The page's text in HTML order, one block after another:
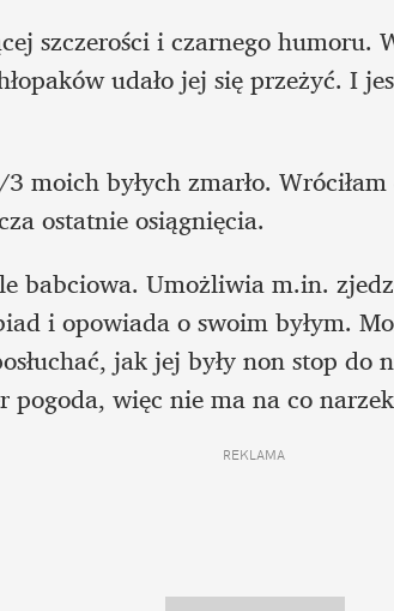
szczerości i czarnego
udało jej się przeżyć. I
3 moich byłych zmarło.
ostatnie osiągnięcia.
babciowa. Umożliwia m.in.
i opowiada o swoim byłym.
jak jej były non stop do
pogoda, więc nie ma na co
REKLAMA